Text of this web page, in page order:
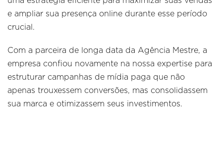
e ampliar sua presença online durante esse período
crucial.
Com a parceira de longa data da Agência Mestre, a
empresa confiou novamente na nossa expertise para
estruturar campanhas de mídia paga que não
apenas trouxessem conversões, mas consolidassem
sua marca e otimizassem seus investimentos.